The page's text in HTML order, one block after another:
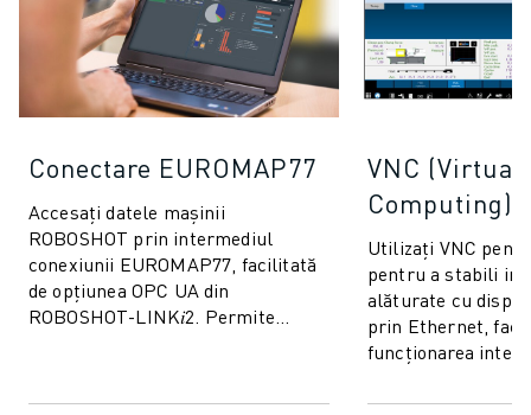
Conectare EUROMAP77
Accesați datele mașinii
ROBOSHOT prin intermediul
conexiunii EUROMAP77, facilitată
de opțiunea OPC UA din
ROBOSHOT-LINK𝑖2. Permite
VNC
Computing)
Utilizați VNC
pentru a stabili
alăturate cu
prin Ethernet,
funcționarea